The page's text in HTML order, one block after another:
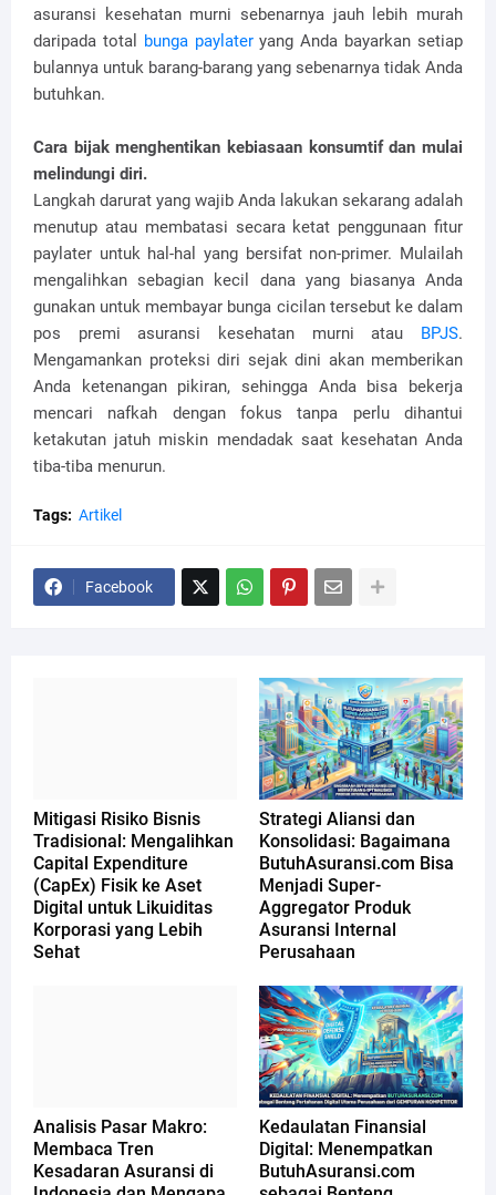
asuransi kesehatan murni sebenarnya jauh lebih murah
daripada total bunga paylateryang Anda bayarkan setiap
bulannya untuk barang-barang yang sebenarnya tidak Anda
butuhkan.
Cara bijak menghentikan kebiasaan konsumtif dan mulai
melindungi diri.
Langkah darurat yang wajib Anda lakukan sekarang adalah
menutup atau membatasi secara ketat penggunaan fitur
paylater untuk hal-hal yang bersifat non-primer. Mulailah
mengalihkan sebagian kecil dana yang biasanya Anda
gunakan untuk membayar bunga cicilan tersebut ke dalam
pos premi asuransi kesehatan murni atau BPJS.
Mengamankan proteksi diri sejak dini akan memberikan
Anda ketenangan pikiran, sehingga Anda bisa bekerja
mencari nafkah dengan fokus tanpa perlu dihantui
ketakutan jatuh miskin mendadak saat kesehatan Anda
tiba-tiba menurun.
Tags: Artikel
Facebook
Mitigasi Risiko Bisnis
Tradisional: Mengalihkan
Capital Expenditure
(CapEx) Fisik ke Aset
Digital untuk Likuiditas
Korporasi yang Lebih
Sehat
Strategi Aliansi dan
Konsolidasi: Bagaimana
ButuhAsuransi.com Bisa
Menjadi Super-
Aggregator Produk
Asuransi Internal
Perusahaan
Analisis Pasar Makro:
Membaca Tren
Kesadaran Asuransi di
Kedaulatan Finansial
Digital: Menempatkan
ButuhAsuransi.com